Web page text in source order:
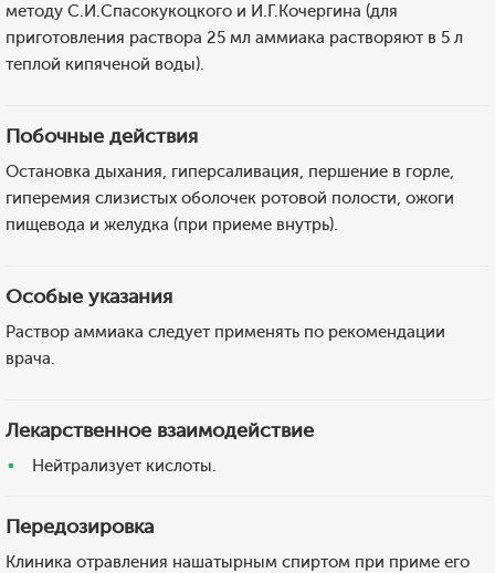
методу С.И.Спасокукоцкого и И.Г.Кочергина (для
приготовления раствора 25 мл аммиака растворяют в 5 л
теплой кипяченой воды).
Побочные действия
Остановка дыхания, гиперсаливация, першение в горле,
гиперемия слизистых оболочек ротовой полости, ожоги
пищевода и желудка (при приеме внутрь).
Особые указания
Раствор аммиака следует применять по рекомендации
врача.
Лекарственное взаимодействие
Нейтрализует кислоты.
Передозировка
Клиника отравления нашатырным спиртом при приме его